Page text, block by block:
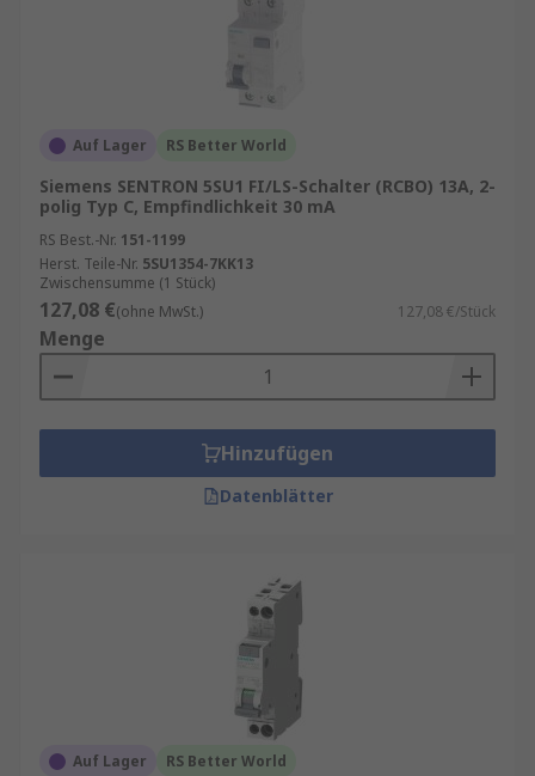
Auf Lager RS Better World
Siemens SENTRON 5SU1 FI/LS-Schalter (RCBO) 13A, 2-
polig Typ C, Empfindlichkeit 30 mA
RS Best.-Nr. 151-1199
Herst. Teile-Nr. 5SU1354-7KK13
Zwischensumme (1 Stück)
127,08 €(ohne MwSt.) 127,08 €/Stück
Menge
Hinzufügen
Datenblätter
Auf Lager RS Better World